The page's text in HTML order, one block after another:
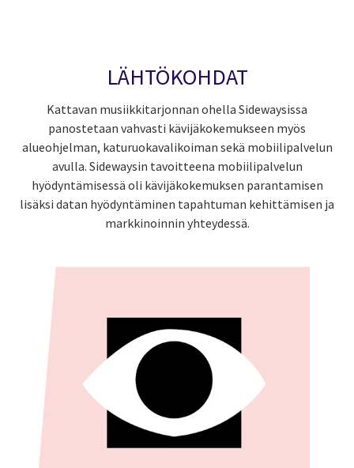
LÄHTÖKOHDAT
Kattavan musiikkitarjonnan ohella Sidewaysissa
panostetaan vahvasti kävijäkokemukseen myös
alueohjelman, katuruokavalikoiman sekä mobiilipalvelun
avulla. Sidewaysin tavoitteena mobiilipalvelun
hyödyntämisessä oli kävijäkokemuksen parantamisen
lisäksi datan hyödyntäminen tapahtuman kehittämisen ja
markkinoinnin yhteydessä.